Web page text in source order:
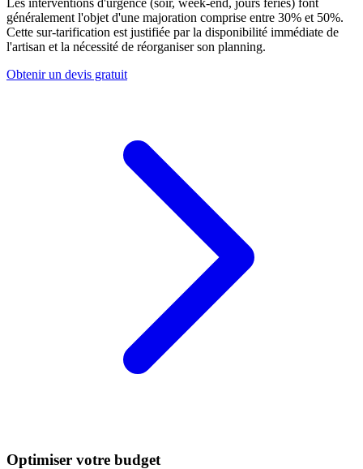
Les interventions d'urgence (soir, week-end, jours fériés) font
généralement l'objet d'une majoration comprise entre 30% et 50%.
Cette sur-tarification est justifiée par la disponibilité immédiate de
l'artisan et la nécessité de réorganiser son planning.
Obtenir un devis gratuit
Optimiser votre budget